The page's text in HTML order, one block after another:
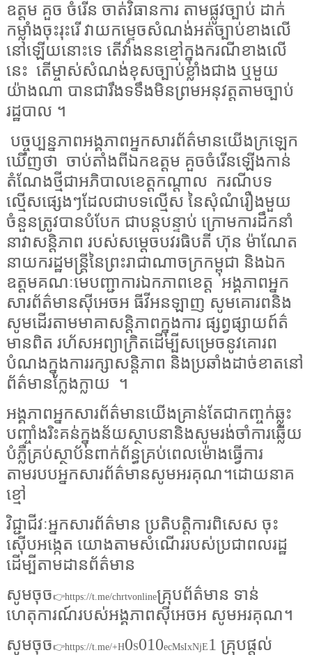
ឧត្តម គួច ចំរើន ចាត់វិធានការ តាមផ្លូវច្បាប់ ដាក់
កម្លាំងចុះរុះរើ វាយកម្ទេចសំណង់អត់ច្បាប់ខាងលើ
នៅឡើយនោះទេ តើវាំងននខ្មៅក្នុងករណីខាងលើ
នេះ តើម្ចាស់សំណង់ខុសច្បាប់ខ្លាំងជាង ឬមួយ
យ៉ាងណា បានជារឹងទទឹងមិនព្រមអនុវត្តតាមច្បាប់
រដ្ឋបាល ។
បច្ចុប្បន្នភាពអង្គភាពអ្នកសារព័ត៌មានយើងក្រឡេក
ឃើញថា ចាប់តាំងពីឯកឧត្តម គួចចំរើនឡើងកាន់
តំណែងថ្មីជាអភិបាលខេត្តកណ្តាល ករណីបទ
ល្មើសផ្សេងៗដែលជាបទល្មើស នៃសុំណំរឿងមួយ
ចំនួនត្រូវបានបំបែក ជាបន្តបន្ទាប់ ក្រោមការដឹកនាំ
នាវាសន្តិភាព របស់សម្តេចបវរធិបតី ហ៊ុន ម៉ាណែត
នាយករដ្ឋមន្ត្រីនៃព្រះរាជាណាចក្រកម្ពុជា និងឯក
ឧត្តមគណៈមេបញ្ជាការឯកភាពខេត្ត អង្គភាពអ្នក
សារព័ត៌មានស៊ីអេចអ ធីវីអនឡាញ សូមគោរពនិង
សូមដើរតាមមាគាសន្តិភាពក្នុងការ ផ្សព្វផ្សាយព៍ត៌
មានពិត រហ័សអព្យាក្រិតដើម្បីសម្រេចនូវគោរព
បំណងក្នុងការរក្សាសន្តិភាព និងប្រឆាំងដាច់ខាតនៅ
ព័ត៌មានក្លែងក្លាយ
។
អង្គភាពអ្នកសារព័ត៌មានយើងគ្រាន់តែជាកញ្ចក់ឆ្លុះ
បញ្ចាំងរិះគន់ក្នុងន័យស្ថាបនានិងសូមរង់ចាំការឆ្លើយ
បំភ្លឺគ្រប់ស្ថាប័នពាក់ព័ន្ធគ្រប់ពេលម៉ោងធ្វើការ
តាមរបបអ្នកសារព័ត៌មានសូមអរគុណ។ដោយនាគ
ខ្មៅ
វិជ្ជាជីវៈអ្នកសារព័ត៌មាន ប្រតិបត្តិការពិសេស ចុះ
ស៊ើបអង្កេត យោងតាមសំណើររបស់ប្រជាពលរដ្ឋ
ដើម្បីតាមដានព័ត៌មាន
សូមចុច 👉https://t.me/chrtvonlineគ្រុបព័ត៌មាន ទាន់
ហេតុការណ៍របស់អង្គភាពស៊ីអេចអ សូមអរគុណ។
សូមចុច 👉https://t.me/+H0S010ecMsIxNjE 1 គ្រុបផ្តល់